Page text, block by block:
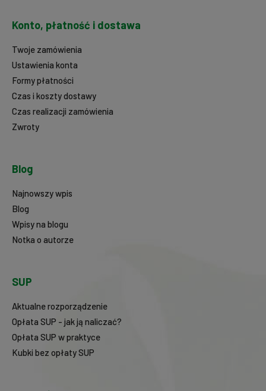
Konto, płatność i dostawa
Twoje zamówienia
Ustawienia konta
Formy płatności
Czas i koszty dostawy
Czas realizacji zamówienia
Zwroty
Blog
Najnowszy wpis
Blog
Wpisy na blogu
Notka o autorze
SUP
Aktualne rozporządzenie
Opłata SUP - jak ją naliczać?
Opłata SUP w praktyce
Kubki bez opłaty SUP